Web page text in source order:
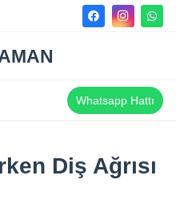
Whatsapp Hattı
Diş Ağrısı